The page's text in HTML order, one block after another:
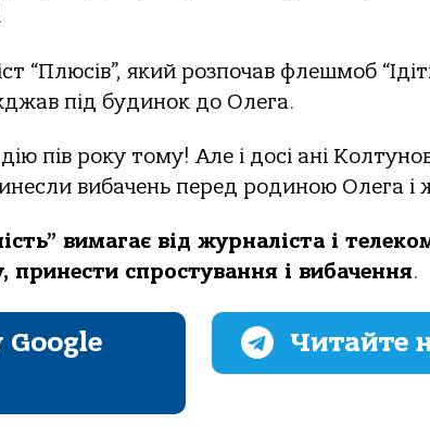
“Плюсів”, який розпочав флешмоб
під будинок до Олега.
пів року тому! Але і досі ані
вибачень перед родиною Олега і
вимагає від журналіста і
принести спростування і вибачення.
Google
Читайте